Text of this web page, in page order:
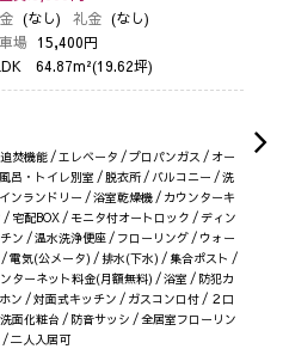
(なし) 礼金 (なし)
場 15,400円
64.87m²(19.62坪)
焚機能 / エレベータ / プロパンガス / オー
呂・トイレ別室 / 脱衣所 / バルコニー / 洗
ンランドリー / 浴室乾燥機 / カウンターキ
宅配BOX / モニタ付オートロック / ディン
ン / 温水洗浄便座 / フローリング / ウォー
電気(公メータ) / 排水(下水) / 集合ポスト /
ターネット料金(月額無料) / 浴室 / 防犯カ
ン / 対面式キッチン / ガスコンロ付 / ２口
面化粧台 / 防音サッシ / 全居室フローリン
二人入居可